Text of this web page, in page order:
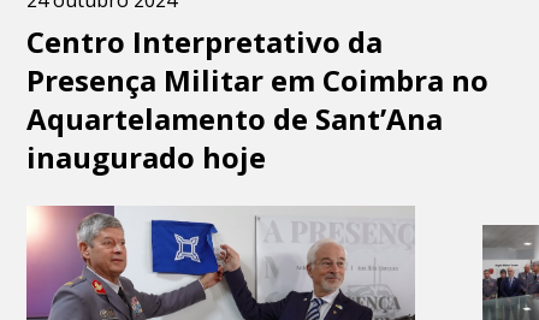
Centro Interpretativo da
Presença Militar em Coimbra no
Aquartelamento de Sant’Ana
inaugurado hoje